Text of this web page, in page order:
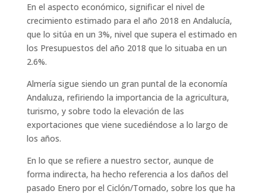
En el aspecto económico, significar el nivel de
crecimiento estimado para el año 2018 en Andalucía,
que lo sitúa en un 3%, nivel que supera el estimado en
los Presupuestos del año 2018 que lo situaba en un
2.6%.
Almería sigue siendo un gran puntal de la economía
Andaluza, refiriendo la importancia de la agricultura,
turismo, y sobre todo la elevación de las
exportaciones que viene sucediéndose a lo largo de
los años.
En lo que se refiere a nuestro sector, aunque de
forma indirecta, ha hecho referencia a los daños del
pasado Enero por el Ciclón/Tornado, sobre los que ha